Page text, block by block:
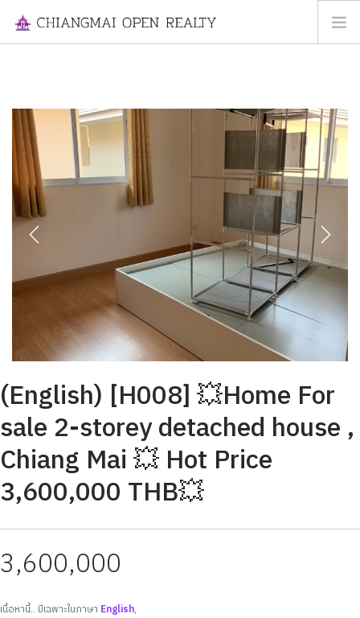
FOR SALE
INFORMATION
ABOUT US
CONTACT US
Next
(English) [H008] 💥Home For
sale 2-storey detached house ,
Chiang Mai 💥 Hot Price
3,600,000 THB💥
3,600,000
เนื้อหานี้.. มีเฉพาะในภาษา English,